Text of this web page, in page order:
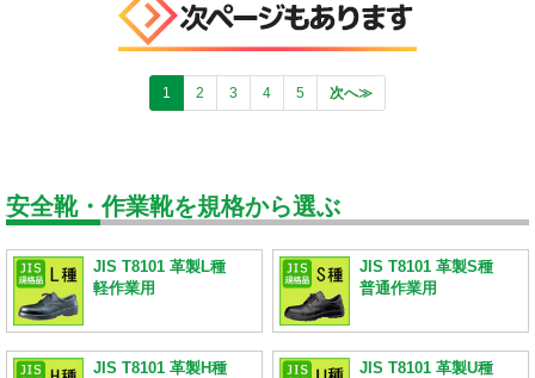
1 2 3 4 5 次へ≫
安全靴・作業靴を規格から選ぶ
JIS T8101 革製L種
軽作業用
JIS T8101 革製S種
普通作業用
JIS T8101 革製H種
JIS T8101 革製U種